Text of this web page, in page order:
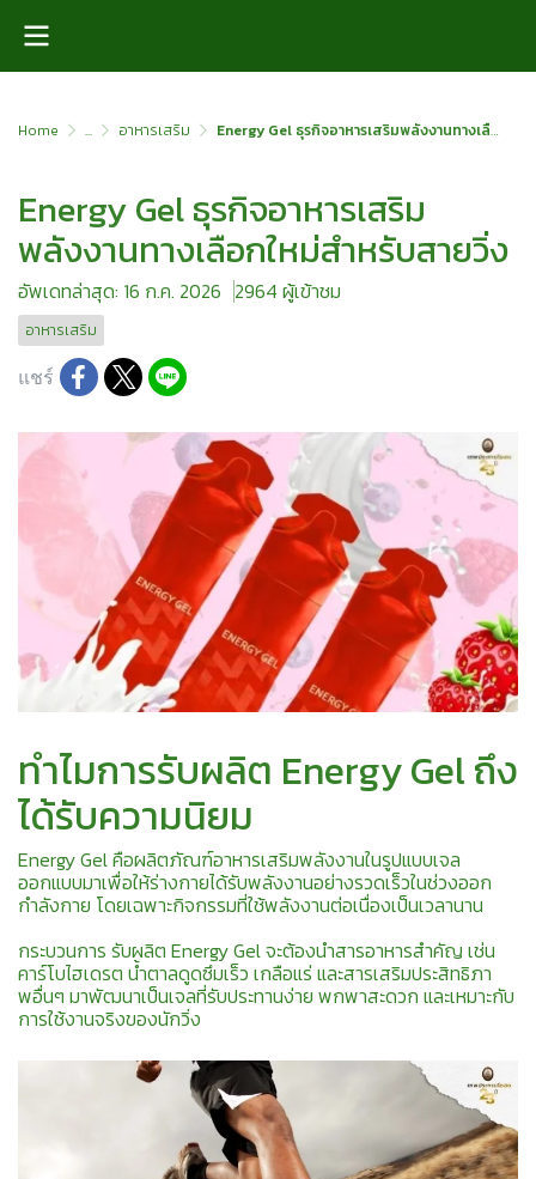
Home ... อาหารเสริม Energy Gel ธุรกิจอาหารเสริมพลังงานทางเลือกใหม่สำหรับสายวิ่ง
Energy Gel ธุรกิจอาหารเสริม
พลังงานทางเลือกใหม่สำหรับสายวิ่ง
อัพเดทล่าสุด: 16 ก.ค. 2026 2964 ผู้เข้าชม
อาหารเสริม
แชร์
ทำไมการรับผลิต Energy Gel ถึง
ได้รับความนิยม
Energy Gel คือผลิตภัณฑ์อาหารเสริมพลังงานในรูปแบบเจล
ออกแบบมาเพื่อให้ร่างกายได้รับพลังงานอย่างรวดเร็วในช่วงออก
กำลังกาย โดยเฉพาะกิจกรรมที่ใช้พลังงานต่อเนื่องเป็นเวลานาน
กระบวนการ รับผลิต Energy Gel จะต้องนำสารอาหารสำคัญ เช่น
คาร์โบไฮเดรต น้ำตาลดูดซึมเร็ว เกลือแร่ และสารเสริมประสิทธิภา
พอื่นๆ มาพัฒนาเป็นเจลที่รับประทานง่าย พกพาสะดวก และเหมาะกับ
การใช้งานจริงของนักวิ่ง